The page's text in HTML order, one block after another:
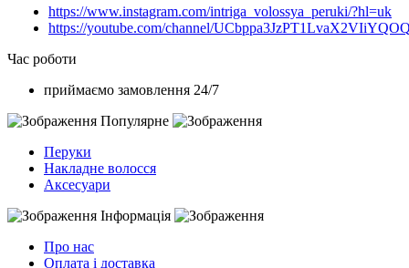
https://www.instagram.com/intriga_volossya_peruki/?hl=uk
https://youtube.com/channel/
Час роботи
приймаємо замовлення 24/7
Популярне
Перуки
Накладне волосся
Аксесуари
Інформація
Про нас
Оплата і доставка